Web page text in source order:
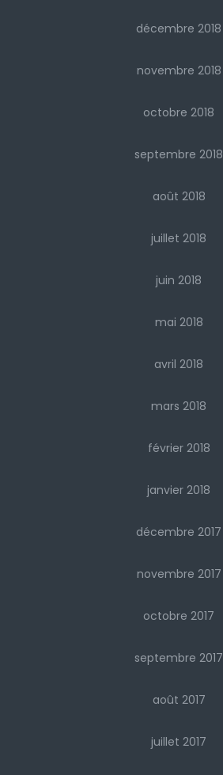
décembre 2018
novembre 2018
octobre 2018
septembre 2018
août 2018
juillet 2018
juin 2018
mai 2018
avril 2018
mars 2018
février 2018
janvier 2018
décembre 2017
novembre 2017
octobre 2017
septembre 2017
août 2017
juillet 2017